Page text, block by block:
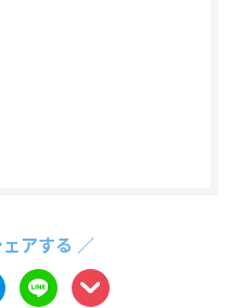
アする ／